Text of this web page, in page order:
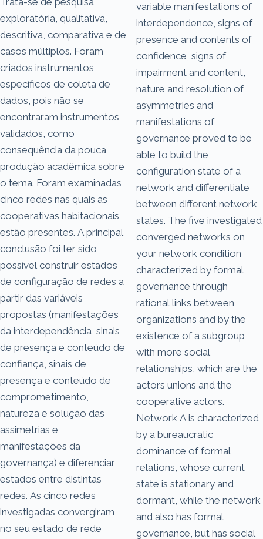
exploratória, qualitativa,
descritiva, comparativa e de
casos múltiplos. Foram
criados instrumentos
específicos de coleta de
dados, pois não se
encontraram instrumentos
validados, como
consequência da pouca
produção acadêmica sobre
o tema. Foram examinadas
cinco redes nas quais as
cooperativas habitacionais
estão presentes. A principal
conclusão foi ter sido
possível construir estados
de configuração de redes a
partir das variáveis
propostas (manifestações
da interdependência, sinais
de presença e conteúdo de
confiança, sinais de
presença e conteúdo de
comprometimento,
natureza e solução das
assimetrias e
manifestações da
governança) e diferenciar
estados entre distintas
redes. As cinco redes
investigadas convergiram
no seu estado de rede
variable manifestations of
interdependence, signs of
presence and contents of
confidence, signs of
impairment and content,
nature and resolution of
asymmetries and
manifestations of
governance proved to be
able to build the
configuration state of a
network and differentiate
between different network
states. The five investigated
converged networks on
your network condition
characterized by formal
governance through
rational links between
organizations and by the
existence of a subgroup
with more social
relationships, which are the
actors unions and the
cooperative actors.
Network A is characterized
by a bureaucratic
dominance of formal
relations, whose current
state is stationary and
dormant, while the network
and also has formal
governance, but has social